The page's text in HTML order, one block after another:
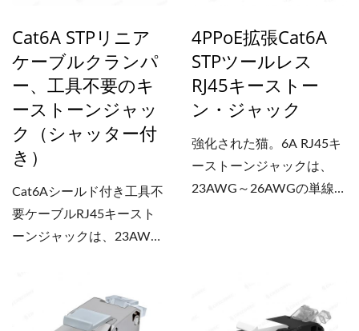
を効率的に供給するため、
設置が簡素化され、個別の
電源ラインが不要になりま
す。23～26AWGの単線用
に設計されており、ツール
レス構造により、追加のツ
終端処理が可能です。コン
ポーネントレベルで厳密に
テストされたこのCat6A...
Cat6A STPリニア
ケーブルクランパ
ー、工具不要のキ
ーストーンジャッ
ク（シャッター付
き）
Cat6Aシールド付き工具不
要ケーブルRJ45キースト
ーンジャックは、23AWG
ており、高密度環境での信
頼性の高い接続を保証しま
4PPoE拡張Cat6A
STPツールレス
RJ45キーストー
ン・ジャック
強化された猫。6A RJ45キ
ーストーンジャックは、
23AWG～26AWGの単線イ
は、最大100WのPoE++デ